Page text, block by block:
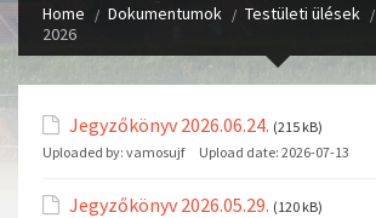
Home Dokumentumok Testületi ülések
2026
Jegyzőkönyv 2026.06.24. (215 kB)
Uploaded by: vamosujf Upload date: 2026-07-13
Jegyzőkönyv 2026.05.29. (120 kB)